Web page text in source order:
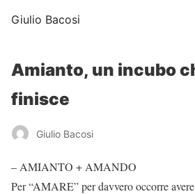
Giulio Bacosi
Amianto, un incubo
finisce
Giulio Bacosi
– AMIANTO + AMANDO
Per “AMARE” per davvero occorre